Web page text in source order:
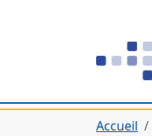
Vous
Accueil